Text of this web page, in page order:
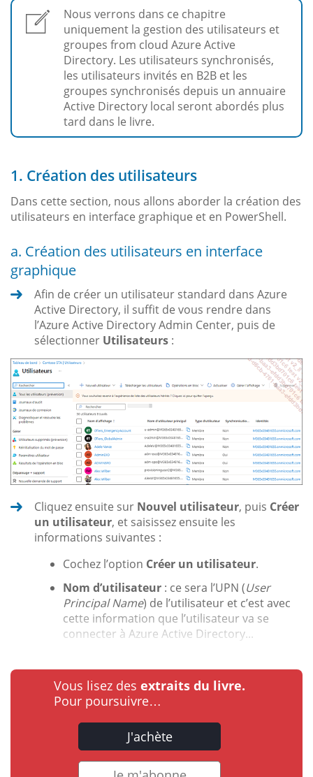
Nous verrons dans ce chapitre
uniquement la gestion des utilisateurs et
groupes from cloud Azure Active
Directory. Les utilisateurs synchronisés,
les utilisateurs invités en B2B et les
groupes synchronisés depuis un annuaire
Active Directory local seront abordés plus
tard dans le livre.
1. Création des utilisateurs
Dans cette section, nous allons aborder la création des
utilisateurs en interface graphique et en PowerShell.
a. Création des utilisateurs en interface
graphique
Afin de créer un utilisateur standard dans Azure
Active Directory, il suffit de vous rendre dans
l’Azure Active Directory Admin Center, puis de
sélectionner Utilisateurs :
Cliquez ensuite sur Nouvel utilisateur, puis Créer
un utilisateur, et saisissez ensuite les
informations suivantes :
Cochez l’option Créer un utilisateur.
Nom d’utilisateur : ce sera l’UPN (User
Principal Name) de l’utilisateur et c’est avec
cette information que l’utilisateur va se
connecter à Azure Active Directory...
Vous lisez des extraits du livre.
Pour poursuivre…
J'achète